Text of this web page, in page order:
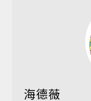
海德薇